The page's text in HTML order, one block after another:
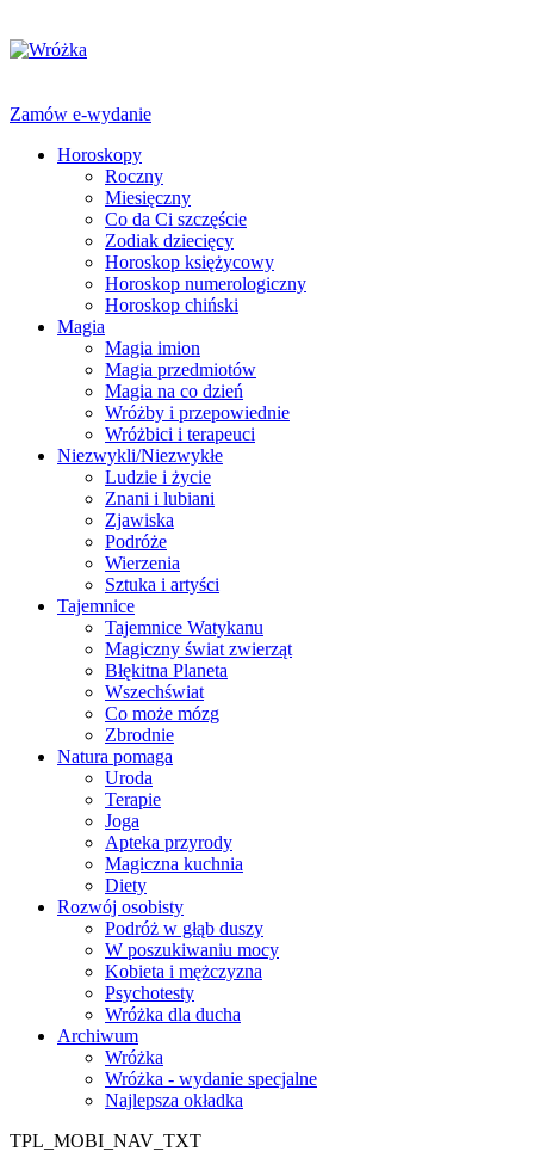
Zamów e-wydanie
Horoskopy
Roczny
Miesięczny
Co da Ci szczęście
Zodiak dziecięcy
Horoskop księżycowy
Horoskop numerologiczny
Horoskop chiński
Magia
Magia imion
Magia przedmiotów
Magia na co dzień
Wróżby i przepowiednie
Wróżbici i terapeuci
Niezwykli/Niezwykłe
Ludzie i życie
Znani i lubiani
Zjawiska
Podróże
Wierzenia
Sztuka i artyści
Tajemnice
Tajemnice Watykanu
Magiczny świat zwierząt
Błękitna Planeta
Wszechświat
Co może mózg
Zbrodnie
Natura pomaga
Uroda
Terapie
Joga
Apteka przyrody
Magiczna kuchnia
Diety
Rozwój osobisty
Podróż w głąb duszy
W poszukiwaniu mocy
Kobieta i mężczyzna
Psychotesty
Wróżka dla ducha
Archiwum
Wróżka
Wróżka - wydanie specjalne
Najlepsza okładka
TPL_MOBI_NAV_TXT